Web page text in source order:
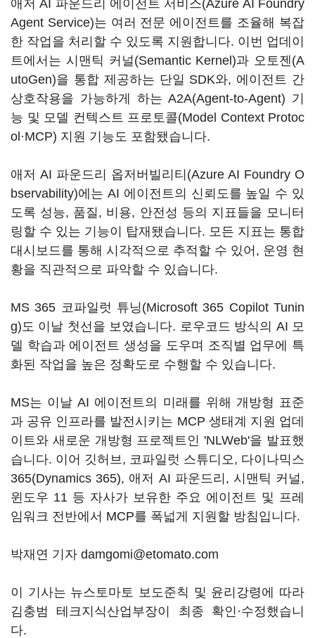
애저 AI 파운드리 에이전트 서비스(Azure AI Foundry
Agent Service)는 여러 전문 에이전트를 조율해 복잡
한 작업을 처리할 수 있도록 지원합니다. 이번 업데이
트에서는 시맨틱 커널(Semantic Kernel)과 오토젠(A
utoGen)을 통합 제공하는 단일 SDK와, 에이전트 간
상호작용을 가능하게 하는 A2A(Agent-to-Agent) 기
능 및 모델 컨텍스트 프로토콜(Model Context Protoc
ol·MCP) 지원 기능도 포함됐습니다.
애저 AI 파운드리 옵저버빌리티(Azure AI Foundry O
bservability)에는 AI 에이전트의 신뢰도를 높일 수 있
도록 성능, 품질, 비용, 안전성 등의 지표들을 모니터
링할 수 있는 기능이 탑재됐습니다. 모든 지표는 통합
대시보드를 통해 시각적으로 추적할 수 있어, 운영 현
황을 직관적으로 파악할 수 있습니다.
MS 365 코파일럿 튜닝(Microsoft 365 Copilot Tunin
g)도 이날 첫선을 보였습니다. 로우코드 방식의 AI 모
델 학습과 에이전트 생성을 도우며 조직별 업무에 특
화된 작업을 높은 정확도로 수행할 수 있습니다.
MS는 이날 AI 에이전트의 미래를 위해 개방형 표준
과 공유 인프라를 발전시키는 MCP 생태계 지원 업데
이트와 새로운 개방형 프로젝트인 'NLWeb'을 발표했
습니다. 이어 깃허브, 코파일럿 스튜디오, 다이나믹스
365(Dynamics 365), 애저 AI 파운드리, 시맨틱 커널,
윈도우 11 등 자사가 보유한 주요 에이전트 및 프레
임워크 전반에서 MCP를 폭넓게 지원할 방침입니다.
박재연 기자 damgomi@etomato.com
이 기사는 뉴스토마토 보도준칙 및 윤리강령에 따라
김충범 테크지식산업부장이 최종 확인·수정했습니
다.